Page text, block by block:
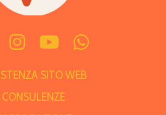
SITO WEB
CONSULENZE